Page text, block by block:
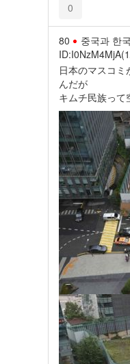
0
80 중국과 한
日本のマスコ
んだが
キムチ民族って